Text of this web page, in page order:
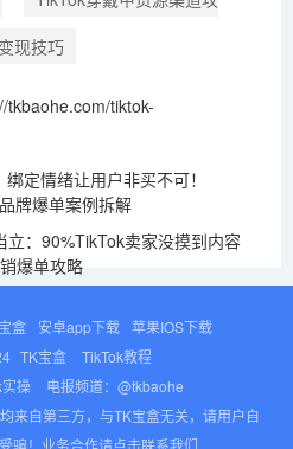
现技巧
tkbaohe.com/tiktok-
定情绪让用户非买不可！
牌爆单案例拆解
立：90%TikTok卖家没摸到内容
爆单攻略
盒 安卓app下载 苹果IOS下载
TK宝盒
TikTok教程
操
电报频道：@tkbaohe
来自第三方，与TK宝盒无关，请用户自